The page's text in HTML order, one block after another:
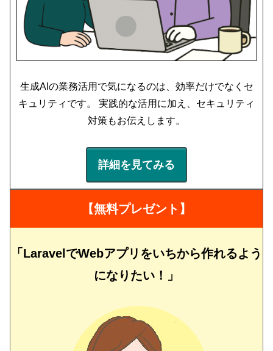
生成AIの業務活用で気になるのは、効率だけでなくセ
キュリティです。 実践的な活用に加え、セキュリティ
対策もお伝えします。
詳細を見てみる
【無料プレゼント】
「LaravelでWebアプリをいちから作れるよう
になりたい！」